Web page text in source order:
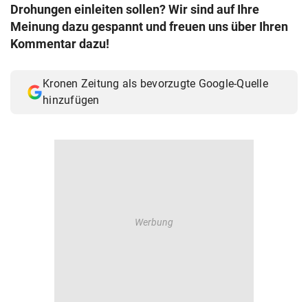
Drohungen einleiten sollen? Wir sind auf Ihre
Meinung dazu gespannt und freuen uns über Ihren
Kommentar dazu!
Kronen Zeitung als bevorzugte Google-Quelle
hinzufügen